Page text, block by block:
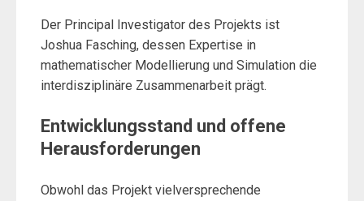
Der Principal Investigator des Projekts ist
Joshua Fasching, dessen Expertise in
mathematischer Modellierung und Simulation die
interdisziplinäre Zusammenarbeit prägt.
Entwicklungsstand und offene
Herausforderungen
Obwohl das Projekt vielversprechende